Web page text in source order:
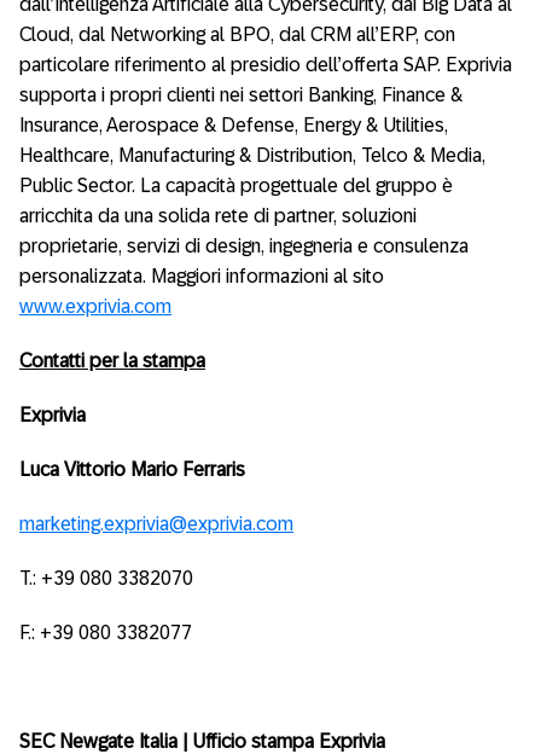
dall’Intelligenza Artificiale alla Cybersecurity, dai Big Data al
Cloud, dal Networking al BPO, dal CRM all’ERP, con
particolare riferimento al presidio dell’offerta SAP. Exprivia
supporta i propri clienti nei settori Banking, Finance &
Insurance, Aerospace & Defense, Energy & Utilities,
Healthcare, Manufacturing & Distribution, Telco & Media,
Public Sector. La capacità progettuale del gruppo è
arricchita da una solida rete di partner, soluzioni
proprietarie, servizi di design, ingegneria e consulenza
personalizzata. Maggiori informazioni al sito
www.exprivia.com
Contatti per la stampa
Exprivia
Luca Vittorio Mario Ferraris
marketing.exprivia@exprivia.com
T.: +39 080 3382070
F.: +39 080 3382077
SEC Newgate Italia | Ufficio stampa Exprivia